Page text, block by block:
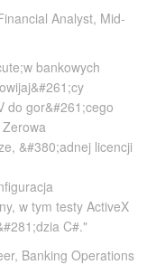
Analyst, Mid-
bankowych
do gor&#261;cego
&#380;adnej licencji
w tym testy ActiveX
C#."
Banking Operations